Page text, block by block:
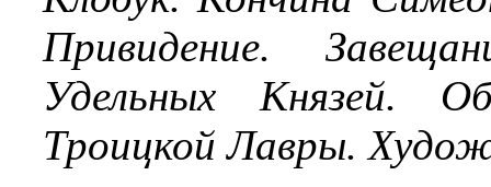
Привидение.
Удельных Князей.
Троицкой Лавры.